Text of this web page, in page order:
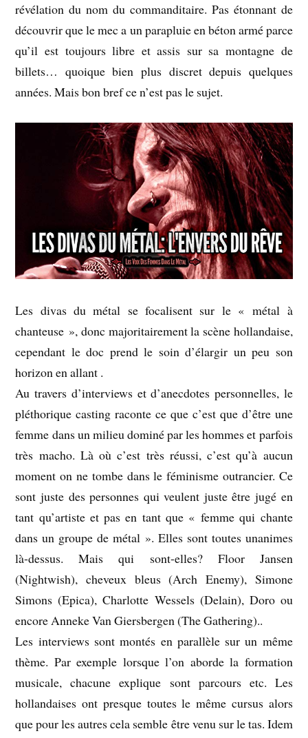
révélation du nom du commanditaire. Pas étonnant de
découvrir que le mec a un parapluie en béton armé parce
qu’il est toujours libre et assis sur sa montagne de
billets… quoique bien plus discret depuis quelques
années. Mais bon bref ce n’est pas le sujet.
Les divas du métal se focalisent sur le « métal à
chanteuse », donc majoritairement la scène hollandaise,
cependant le doc prend le soin d’élargir un peu son
horizon en allant .
Au travers d’interviews et d’anecdotes personnelles, le
pléthorique casting raconte ce que c’est que d’être une
femme dans un milieu dominé par les hommes et parfois
très macho. Là où c’est très réussi, c’est qu’à aucun
moment on ne tombe dans le féminisme outrancier. Ce
sont juste des personnes qui veulent juste être jugé en
tant qu’artiste et pas en tant que « femme qui chante
dans un groupe de métal ». Elles sont toutes unanimes
là-dessus. Mais qui sont-elles? Floor Jansen
(Nightwish), cheveux bleus (Arch Enemy), Simone
Simons (Epica), Charlotte Wessels (Delain), Doro ou
encore Anneke Van Giersbergen (The Gathering)..
Les interviews sont montés en parallèle sur un même
thème. Par exemple lorsque l’on aborde la formation
musicale, chacune explique sont parcours etc. Les
hollandaises ont presque toutes le même cursus alors
que pour les autres cela semble être venu sur le tas. Idem